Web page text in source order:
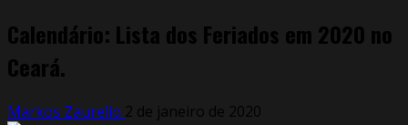
Calendário: Lista dos Feriados em 2020 no
Ceará.
Markos Zaurelio 2 de janeiro de 2020